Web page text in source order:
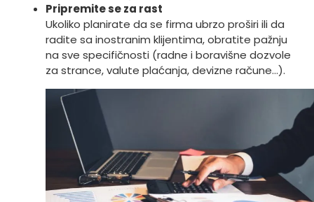
Pripremite se za rast
Ukoliko planirate da se firma ubrzo proširi ili da
radite sa inostranim klijentima, obratite pažnju
na sve specifičnosti (radne i boravišne dozvole
za strance, valute plaćanja, devizne račune…).